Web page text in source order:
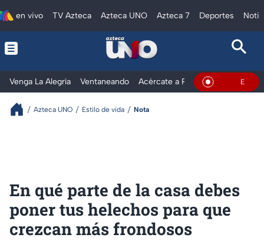
en vivo TV Azteca Azteca UNO Azteca 7 Deportes
Venga La Alegría Ventaneando Acércate a Rocío Al Extremo
En Vivo
Azteca UNO Estilo de vida Nota
En qué parte de la casa debes
poner tus helechos para que
crezcan más frondosos